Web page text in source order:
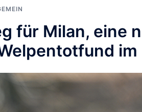
für Milan, eine